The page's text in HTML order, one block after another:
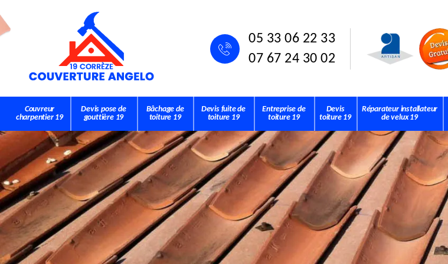
05 33 06 22 33
07 67 24 30 02
Couvreur
charpentier 19
Devis pose de
gouttière 19
Bâchage de
toiture 19
Devis fuite de
toiture 19
Entreprise de
toiture 19
Devis
toiture 19
Réparateur installateur
de velux 19